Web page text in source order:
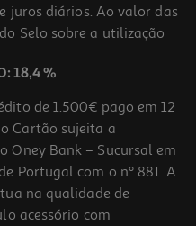
juros diários. Ao valor das
Selo sobre a utilização
18,4 %
de 1.500€ pago em 12
Cartão sujeita a
Oney Bank – Sucursal em
Portugal com o nº 881. A
na qualidade de
acessório com